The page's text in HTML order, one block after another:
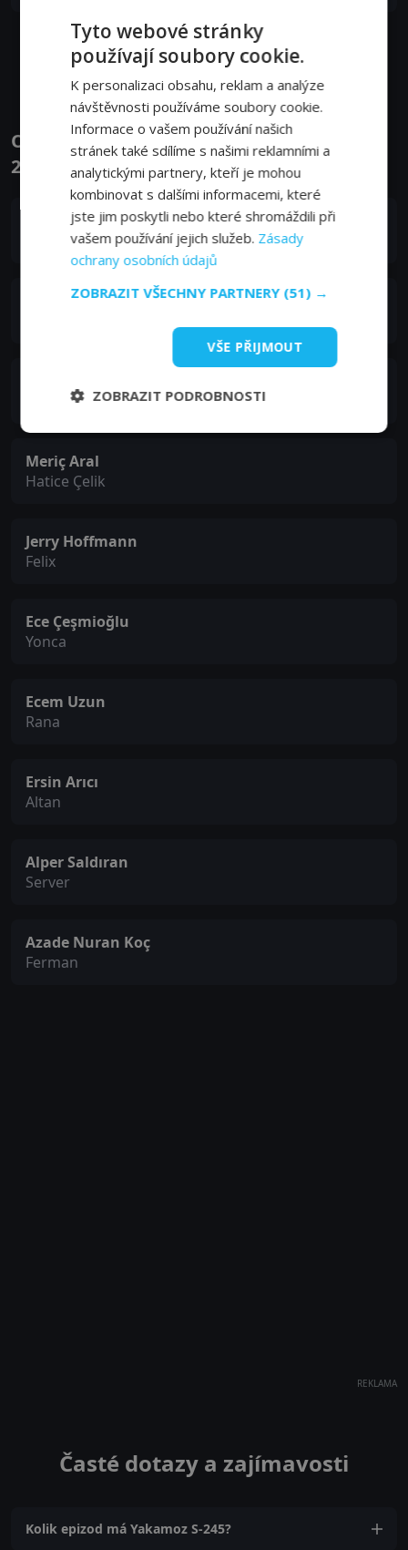
Zobrazit další epizody
Obsazení filmu nebo pořadu Yakamoz S-
245 - Herci a tvůrci
Kıvanç Tatlıtuğ
Arman
Özge Özpirinçci
Meriç Aral
Hatice Çelik
Jerry Hoffmann
Felix
Ece Çeşmioğlu
Yonca
Ecem Uzun
Rana
Ersin Arıcı
Altan
Alper Saldıran
Server
Azade Nuran Koç
Ferman
REKLAMA
Časté dotazy a zajímavosti
Kolik epizod má Yakamoz S-245?
Tyto webové stránky
používají soubory cookie.
K personalizaci obsahu, reklam a analýze
návštěvnosti používáme soubory cookie.
Informace o vašem používání našich
stránek také sdílíme s našimi reklamními a
analytickými partnery, kteří je mohou
kombinovat s dalšími informacemi, které
jste jim poskytli nebo které shromáždili při
vašem používání jejich služeb. Zásady
ochrany osobních údajů
ZOBRAZIT VŠECHNY PARTNERY (51) →
VŠE PŘIJMOUT
ZOBRAZIT PODROBNOSTI